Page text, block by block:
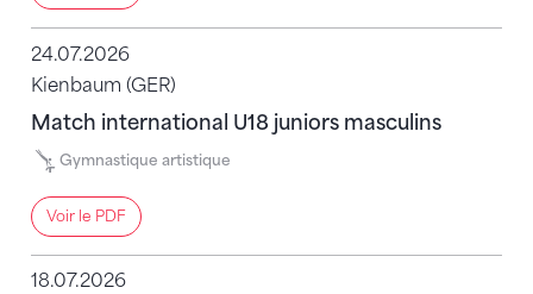
24.07.2026
Kienbaum (GER)
Match international U18 juniors masculins
Gymnastique artistique
Voir le PDF
18.07.2026